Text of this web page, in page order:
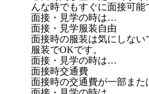
んな時でもすぐに面接可能
面接・見学の時は…
面接・見学服装自由
面接時の服装は気にしな
服装でOKです。
面接・見学の時は…
面接時交通費
面接時の交通費が一部また